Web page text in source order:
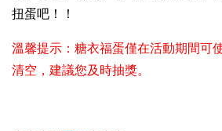
扭蛋吧！！
溫馨提示：糖衣福蛋僅在活動期間可
清空，建議您及時抽獎。